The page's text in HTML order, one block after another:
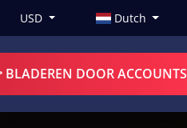
USD Dutch
DOOR ACCOUNTS